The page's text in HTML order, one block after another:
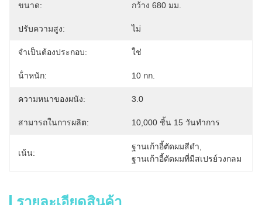
ขนาด: กว้าง 680 มม.
ปรับความสูง: ไม่
จำเป็นต้องประกอบ: ใช่
น้ําหนัก: 10 กก.
ความหนาของผนัง: 3.0
สามารถในการผลิต: 10,000 ชิ้น 15 วันทำการ
เน้น:
ฐานเก้าอี้ตัดผมสีดํา
ฐานเก้าอี้ตัดผมที่มีสเปรย์วงกลม
รายละเอียดสินค้า